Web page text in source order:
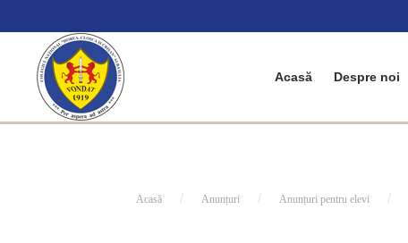
Acasă Despre noi
Acasă Anunțuri Anunțuri pentru elevi